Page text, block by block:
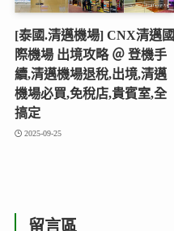
[泰國.清邁機場] CNX清邁國
際機場 出境攻略 ＠ 登機手
續,清邁機場退稅,出境,清邁
機場必買,免稅店,貴賓室,全
搞定
2025-09-25
留言區